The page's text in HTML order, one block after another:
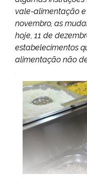
vale-alimentação e
novembro, as
hoje, 11 de
estabelecimentos
alimentação não